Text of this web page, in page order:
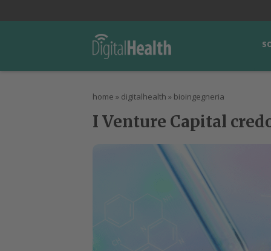
home » digitalhealth » bioingegneria
I Venture Capital